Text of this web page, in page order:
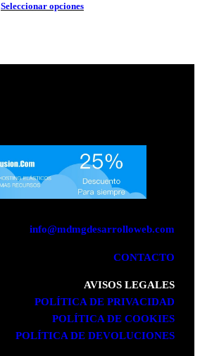
precios:
24,00 €
Seleccionar opciones
info@mdmgdesarrolloweb.com
CONTACTO
AVISOS LEGALES
POLÍTICA DE PRIVACIDAD
POLÍTICA DE COOKIES
POLÍTICA DE DEVOLUCIONES